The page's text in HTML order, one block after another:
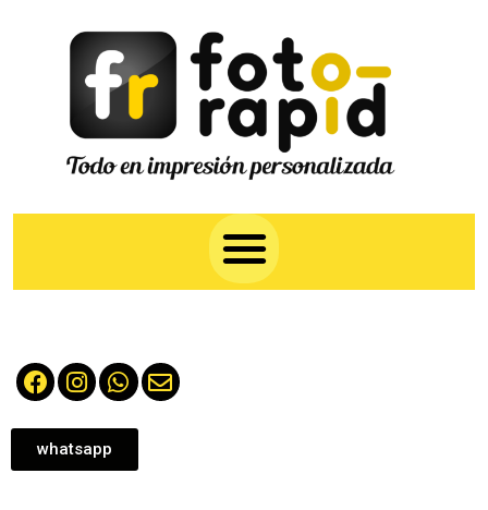
whatsapp